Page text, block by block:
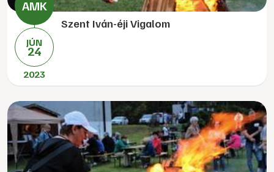
JÚN
24
2023
Szent Iván-éji Vigalom